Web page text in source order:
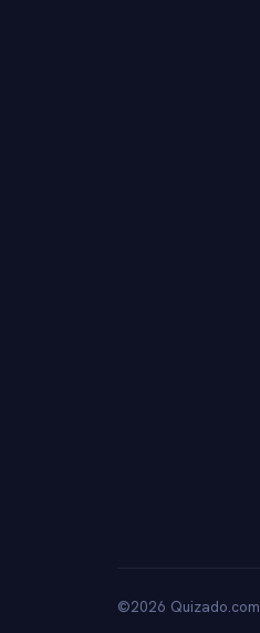
©2026 Quizado.com